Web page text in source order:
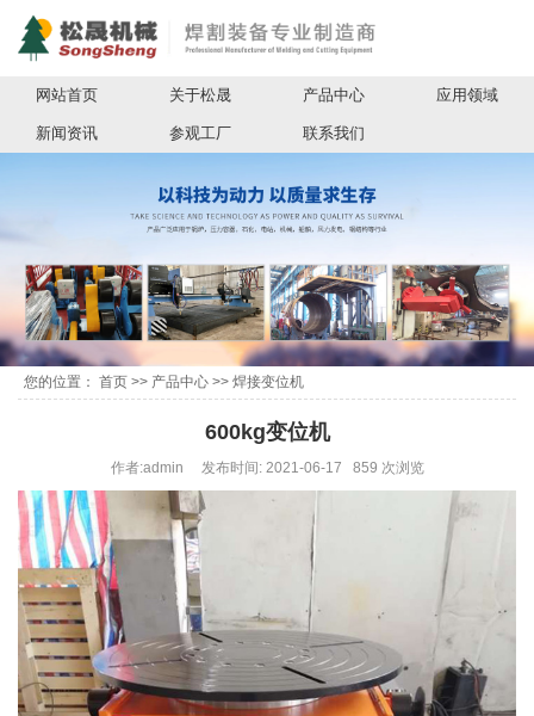
网站首页 关于松晟 产品中心 应用领域
新闻资讯 参观工厂 联系我们
您的位置： 首页 >> 产品中心 >> 焊接变位机
600kg变位机
作者:admin 发布时间: 2021-06-17 859 次浏览